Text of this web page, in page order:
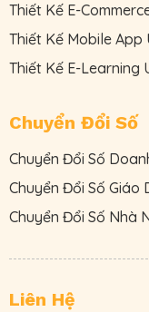
Thiết Kế E-
Thiết Kế Mobile App
Thiết Kế E-Learning
Chuyển Đổi Số
Chuyển Đổi Số
Chuyển Đổi Số Giáo
Chuyển Đổi Số Nhà
Liên Hệ